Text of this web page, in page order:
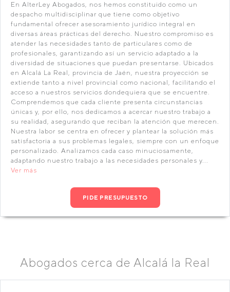
En AlterLey Abogados, nos hemos constituido como un
despacho multidisciplinar que tiene como objetivo
fundamental ofrecer asesoramiento jurídico integral en
diversas áreas prácticas del derecho. Nuestro compromiso es
atender las necesidades tanto de particulares como de
profesionales, garantizando así un servicio adaptado a la
diversidad de situaciones que puedan presentarse. Ubicados
en Alcalá La Real, provincia de Jaén, nuestra proyección se
extiende tanto a nivel provincial como nacional, facilitando el
acceso a nuestros servicios dondequiera que se encuentre.
Comprendemos que cada cliente presenta circunstancias
únicas y, por ello, nos dedicamos a acercar nuestro trabajo a
su realidad, asegurando que reciban la atención que merecen.
Nuestra labor se centra en ofrecer y plantear la solución más
satisfactoria a sus problemas legales, siempre con un enfoque
personalizado. Analizamos cada caso minuciosamente,
adaptando nuestro trabajo a las necesidades personales y...
Ver más
PIDE PRESUPUESTO
Abogados cerca de Alcalá la Real